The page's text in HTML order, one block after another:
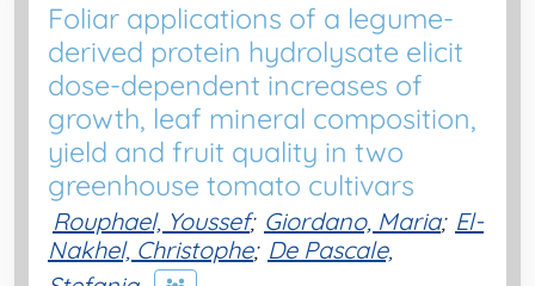
Foliar applications of a legume-
derived protein hydrolysate elicit
dose-dependent increases of
growth, leaf mineral composition,
yield and fruit quality in two
greenhouse tomato cultivars
Rouphael, Youssef; Giordano, Maria; El-
Nakhel, Christophe; De Pascale,